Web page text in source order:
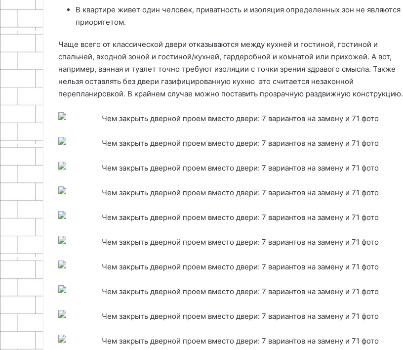
В квартире живет один человек, приватность и изоляция определенных зон не являются
приоритетом.
Чаще всего от классической двери отказываются между кухней и гостиной, гостиной и
спальней, входной зоной и гостиной/кухней, гардеробной и комнатой или прихожей. А вот,
например, ванная и туалет точно требуют изоляции с точки зрения здравого смысла. Также
нельзя оставлять без двери газифицированную кухню это считается незаконной
перепланировкой. В крайнем случае можно поставить прозрачную раздвижную конструкцию.